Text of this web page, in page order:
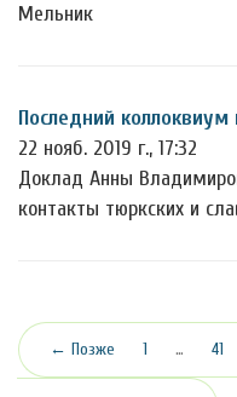
Мельник
Последний
22 нояб. 2019 г., 17:32
Доклад Анны
контакты тюркских и
← Позже 1 … 41